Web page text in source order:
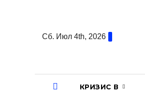
содержаниюСб. Июл 4th, 2026
КРИЗИС В